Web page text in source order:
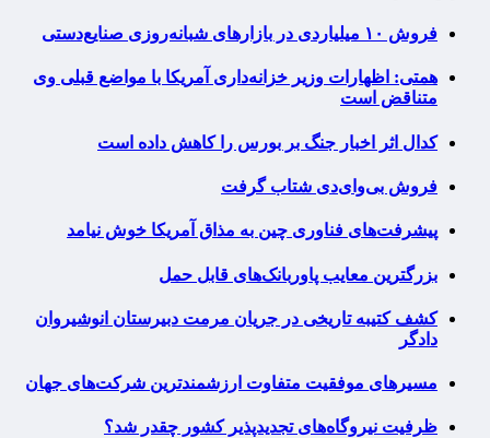
فروش ۱۰ میلیاردی در بازارهای شبانه‌روزی صنایع‌دستی
همتی: اظهارات وزیر خزانه‌داری آمریکا با مواضع قبلی وی
متناقض است
کدال اثر اخبار جنگ بر بورس را کاهش داده است
فروش بی‌وای‌دی شتاب گرفت
پیشرفت‌های فناوری چین به مذاق آمریکا خوش نیامد
بزرگترین معایب پاوربانک‌های قابل حمل
کشف کتیبه تاریخی در جریان مرمت دبیرستان انوشیروان
دادگر
مسیرهای موفقیت متفاوت ارزشمندترین شرکت‌های جهان
ظرفیت نیروگاه‌های تجدیدپذیر کشور چقدر شد؟